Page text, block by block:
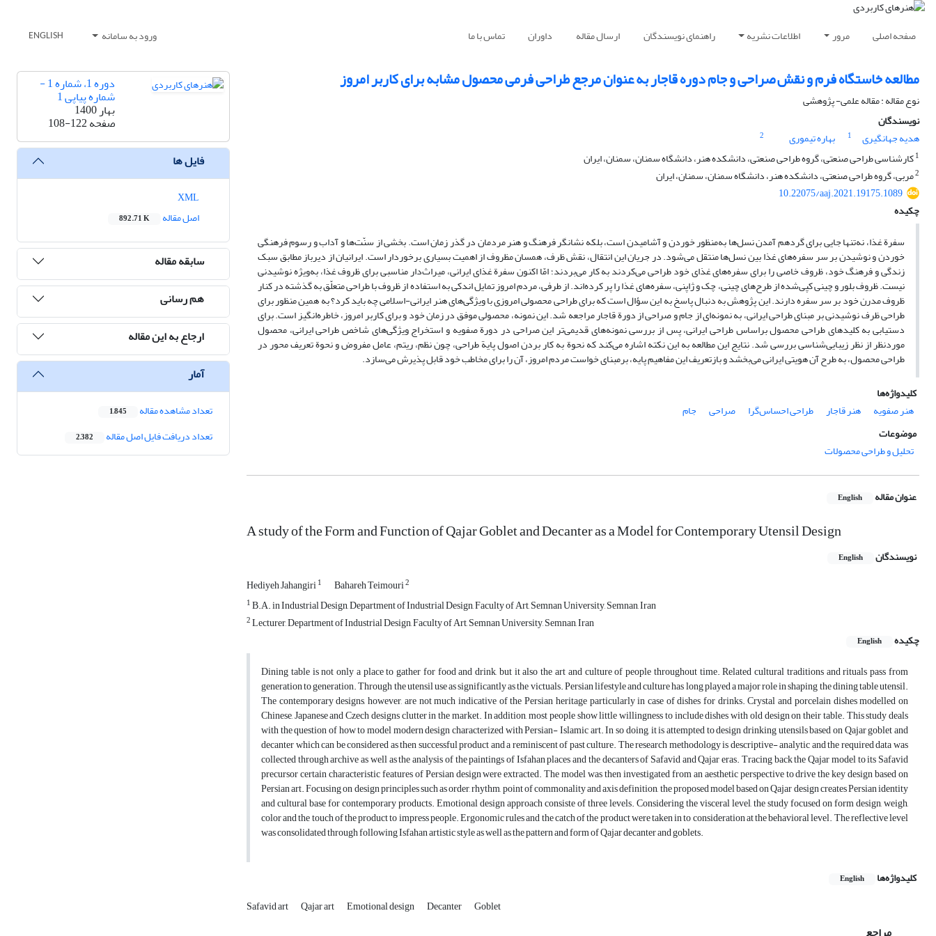
صفحه اصلی مرور اطلاعات نشریه راهنمای نویسندگان ارسال مقاله داوران تماس با ما ورود به سامانه ENGLISH
مطالعه خاستگاه فرم و نقش صراحی و جام دوره قاجار به عنوان مرجع طراحی فرمی محصول مشابه برای کاربر امروز
نوع مقاله : مقاله علمی- پژوهشی
نویسندگان
هدیه جهانگیری
1 بهاره تیموری
2
1کارشناسی طراحی صنعتی، گروه طراحی صنعتی، دانشکده هنر، دانشگاه سمنان، سمنان، ایران
2مربی، گروه طراحی صنعتی، دانشکده هنر، دانشگاه سمنان، سمنان، ایران
10.22075/aaj.2021.19175.1089
چکیده
سفرة غذا، نه‌تنها جایی برای گردهم آمدن نسل‌ها به‌منظور خوردن و آشامیدن است، بلکه نشانگر فرهنگ و هنر مردمان در گذر زمان است. بخشی از سنّت‌ها و آداب و رسوم فرهنگی
خوردن و نوشیدن بر سر سفره‌های غذا بین نسل‌ها منتقل می‌شود. در جریان این انتقال، نقش ظرف، همسان مظروف از اهمیت بسیاری برخوردار است. ایرانیان از دیرباز مطابق سبک
زندگی و فرهنگ خود، ظروف خاصی را برای سفره‌های غذای خود طراحی می‌کردند به ‌کار می‌بردند؛ امّا اکنون سفرة غذای ایرانی، میراث‌دار مناسبی برای ظروف غذا، به‌ویژه نوشیدنی
نیست. ظروف بلور و چینی کپی‌شده از طرح‌های چینی، چک و ژاپنی، سفره‌های غذا را پر کرده‌اند. از طرفی، مردم امروز تمایل اندکی به استفاده از ظروف با طراحی متعلّق به گذشته در کنار
ظروف مدرن خود بر سر سفره دارند. این پژوهش به دنبال پاسخ به این سؤال است که برای طراحی محصولی امروزی با ویژگی‌های هنر ایرانی-اسلامی چه باید کرد؟ به همین منظور برای
طراحی ظرف نوشیدنی بر مبنای طراحی ایرانی، به نمونه‌ای از جام و صراحی از دورة قاجار مراجعه شد. این نمونه، محصولی موفق در زمان خود و برای کاربر امروز، خاطره‌انگیز است. برای
دستیابی به کلیدهای طراحی محصول براساس طراحی ایرانی، پس از بررسی نمونه‌های قدیمی‌تر این صراحی در دورة صفویه و استخراج ویژگی‌های شاخص طراحی ایرانی، محصول
موردنظر از نظر زیبایی‌شناسی بررسی شد. نتایج این مطالعه به این نکته اشاره می‌کند که نحوة به کار بردن اصول پایة طراحی، چون نظم، ریتم، عامل مفروض و نحوة تعریف محور در
طراحی محصول، به طرح آن هویتی ایرانی می‌بخشد و بازتعریف این مفاهیم پایه، برمبنای خواست مردم امروز، آن را برای مخاطب خود قابل پذیرش می‌سازد.
کلیدواژه‌ها
هنر صفویه
هنر قاجار طراحی احساس‌گرا صراحی
جام
موضوعات
تحلیل و طراحی محصولات
عنوان مقاله English
A study of the Form and Function of Qajar Goblet and Decanter as a Model for Contemporary Utensil Design
نویسندگان English
Hediyeh Jahangiri1 Bahareh Teimouri2
1B.A. in Industrial Design, Department of Industrial Design, Faculty of Art, Semnan University, Semnan, Iran
2Lecturer, Department of Industrial Design, Faculty of Art, Semnan University, Semnan, Iran
چکیده
English
Dining table is not only a place to gather for food and drink, but it also the art and culture of people throughout time. Related cultural traditions and rituals pass from
generation to generation. Through the utensil use as significantly as the victuals. Persian lifestyle and culture has long played a major role in shaping the dining table utensil.
The contemporary designs, however, are not much indicative of the Persian heritage particularly in case of dishes for drinks. Crystal and porcelain dishes modelled on
Chinese, Japanese and Czech designs clutter in the market. In addition, most people show little willingness to include dishes with old design on their table. This study deals
with the question of how to model modern design characterized with Persian- Islamic art. In so doing, it is attempted to design drinking utensils based on Qajar goblet and
decanter which can be considered as then successful product and a reminiscent of past culture. The research methodology is descriptive- analytic and the required data was
collected through archive as well as the analysis of the paintings of Isfahan places and the decanters of Safavid and Qajar eras. Tracing back the Qajar model to its Safavid
precursor certain characteristic features of Persian design were extracted. The model was then investigated from an aesthetic perspective to drive the key design based on
Persian art. Focusing on design principles such as order, rhythm, point of commonality and axis definition, the proposed model based on Qajar design creates Persian identity
and cultural base for contemporary products. Emotional design approach consiste of three levels. Considering the visceral level, the study focused on form design, weigh,
color and the touch of the product to impress people. Ergonomic rules and the catch of the product were taken in to consideration at the behavioral level. The reflective level
was consolidated through following Isfahan artistic style as well as the pattern and form of Qajar decanter and goblets.
کلیدواژه‌ها English
Safavid art Qajar art Emotional design Decanter Goblet
دوره 1، شماره 1 -
شماره پیاپی 1
بهار 1400
صفحه108-122
فایل ها
اصل مقاله
892.71 K
سابقه مقاله
هم رسانی
ارجاع به این مقاله
آمار
تعداد مشاهده مقاله 1,845
تعداد دریافت فایل اصل مقاله 2,382